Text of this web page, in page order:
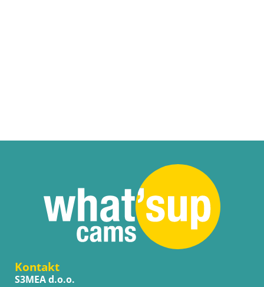
Kontakt
S3MEA d.o.o.